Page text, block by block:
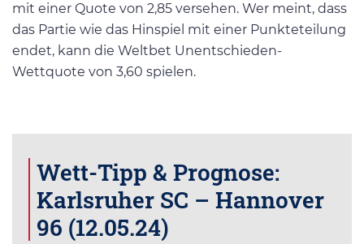
mit einer Quote von 2,85 versehen. Wer meint, dass
das Partie wie das Hinspiel mit einer Punkteteilung
endet, kann die Weltbet Unentschieden-
Wettquote von 3,60 spielen.
Wett-Tipp & Prognose:
Karlsruher SC – Hannover
96 (12.05.24)